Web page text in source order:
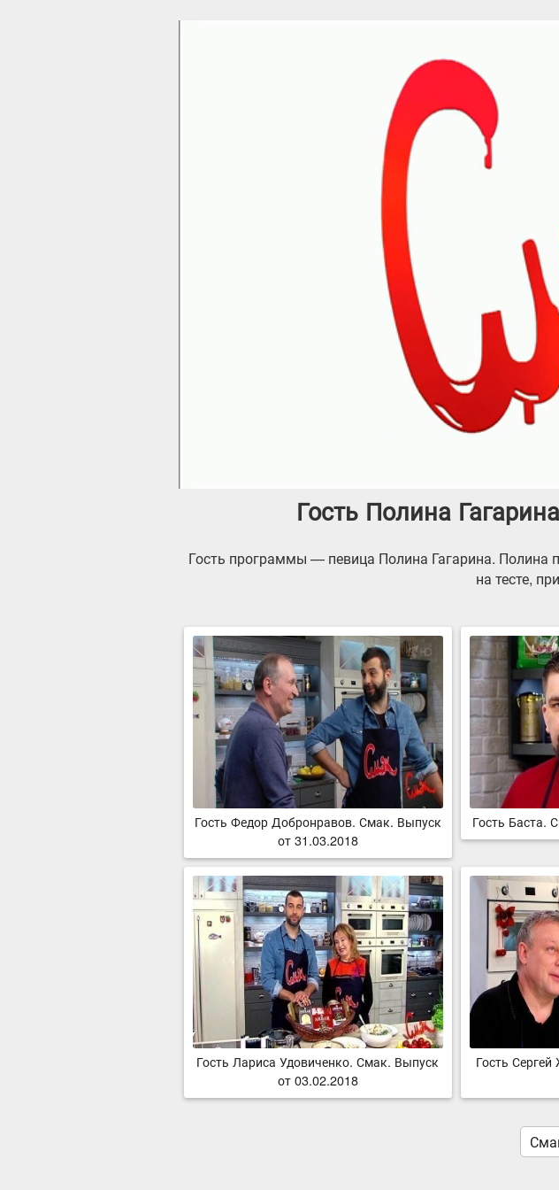
Гость Полина
Гость программы — певица Полина Гагарина. Полина
на тесте,
Гость Федор Добронравов. Смак. Выпуск
от 31.03.2018
Гость Баста.
Гость Лариса Удовиченко. Смак. Выпуск
от 03.02.2018
Гость